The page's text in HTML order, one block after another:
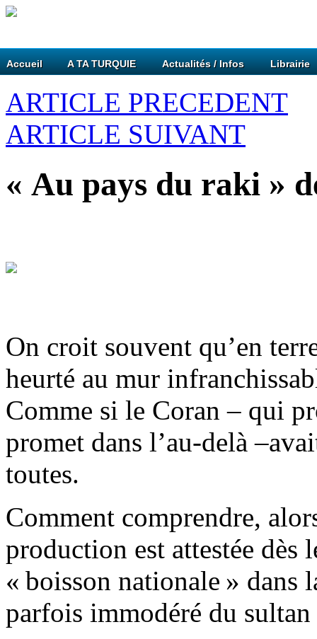
Accueil A TA TURQUIE Actualités / Infos Librairie
ARTICLE PRECEDENT
ARTICLE SUIVANT
« Au pays du raki »
On croit souvent qu’en
heurté au mur
Comme si le Coran – qui
promet dans l’au-delà
toutes.
Comment comprendre,
production est attestée dès
« boisson nationale » dans
parfois immodéré du